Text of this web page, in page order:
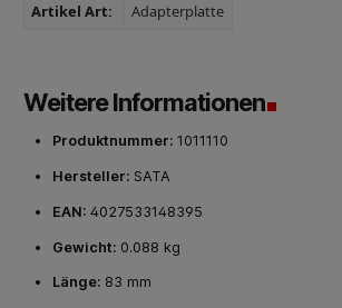
Artikel Art: Adapterplatte
Weitere Informationen
Produktnummer: 1011110
Hersteller: SATA
EAN: 4027533148395
Gewicht: 0.088 kg
Länge: 83 mm